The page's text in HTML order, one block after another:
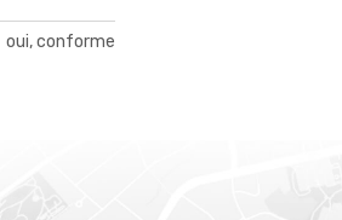
oui, conforme